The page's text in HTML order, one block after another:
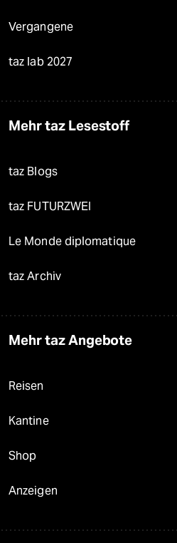
Vergangene
taz lab 2027
Mehr taz Lesestoff
taz Blogs
taz FUTURZWEI
Le Monde diplomatique
taz Archiv
Mehr taz Angebote
Reisen
Kantine
Shop
Anzeigen